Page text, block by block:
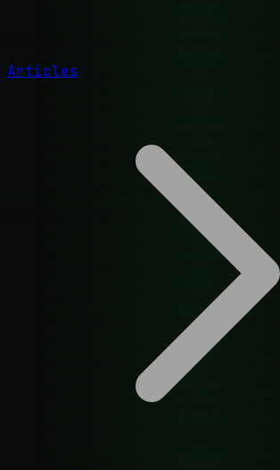
Articles